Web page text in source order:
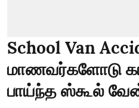
School Van
மாணவர்களோடு
பாய்ந்த ஸ்கூல்